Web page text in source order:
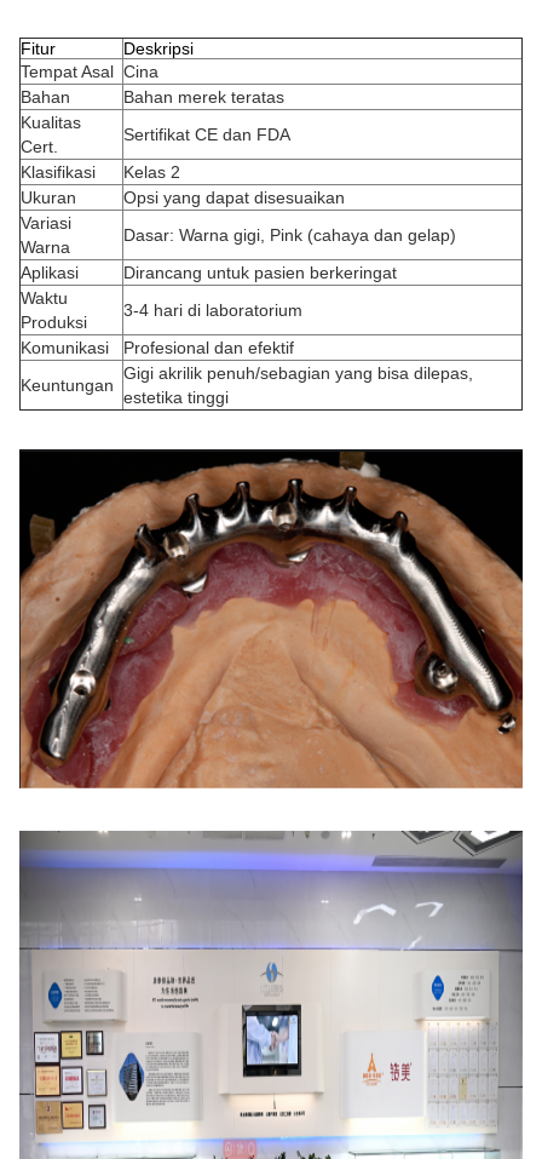
Fitur
Deskripsi
Tempat Asal Cina
Bahan
Bahan merek teratas
Kualitas
Cert.
Sertifikat CE dan FDA
Klasifikasi
Kelas 2
Ukuran
Opsi yang dapat disesuaikan
Variasi
Warna
Dasar: Warna gigi, Pink (cahaya dan gelap)
Aplikasi
Dirancang untuk pasien berkeringat
Waktu
Produksi
3-4 hari di laboratorium
Komunikasi
Profesional dan efektif
Keuntungan
Gigi akrilik penuh/sebagian yang bisa dilepas,
estetika tinggi